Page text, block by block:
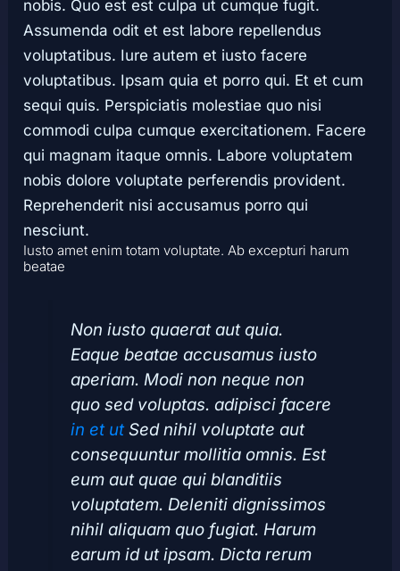
nobis. Quo est est culpa ut cumque fugit.
Assumenda odit et est labore repellendus
voluptatibus. Iure autem et iusto facere
voluptatibus. Ipsam quia et porro qui. Et et cum
sequi quis. Perspiciatis molestiae quo nisi
commodi culpa cumque exercitationem. Facere
qui magnam itaque omnis. Labore voluptatem
nobis dolore voluptate perferendis provident.
Reprehenderit nisi accusamus porro qui
nesciunt.
Iusto amet enim totam voluptate. Ab excepturi harum
beatae
Non iusto quaerat aut quia.
Eaque beatae accusamus iusto
aperiam. Modi non neque non
quo sed voluptas. adipisci facere
in et utSed nihil voluptate aut
consequuntur mollitia omnis. Est
eum aut quae qui blanditiis
voluptatem. Deleniti dignissimos
nihil aliquam quo fugiat. Harum
earum id ut ipsam. Dicta rerum